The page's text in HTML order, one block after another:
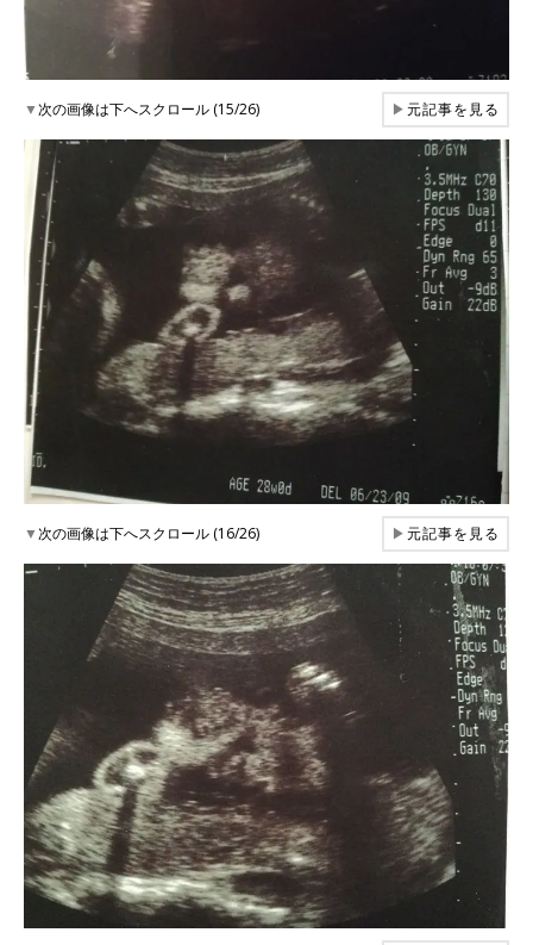
▼次の画像は下へスクロール (15/26) ▶元記事を見る
▼次の画像は下へスクロール (16/26) ▶元記事を見る